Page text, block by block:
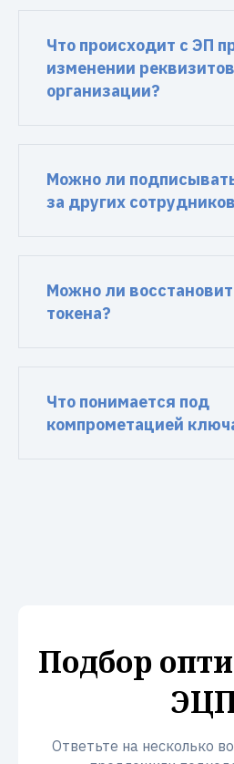
Что происходит с ЭП
изменении реквизитов
организации?
Можно ли
за других
Можно ли
токена?
Что понимается под
компрометацией
Подбор
Ответьте на несколько